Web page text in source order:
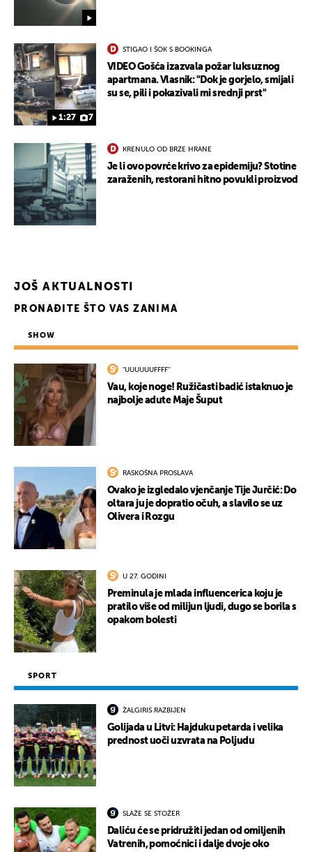
1:27 7
STIGAO I ŠOK S BOOKINGA
VIDEO Gošća izazvala požar luksuznog
apartmana. Vlasnik: "Dok je gorjelo, smijali
su se, pili i pokazivali mi srednji prst"
KRENULO OD BRZE HRANE
Je li ovo povrće krivo za epidemiju? Stotine
zaraženih, restorani hitno povukli proizvod
JOŠ AKTUALNOSTI
PRONAĐITE ŠTO VAS ZANIMA
SHOW
"UUUUUUFFFF"
Vau, koje noge! Ružičasti badić istaknuo je
najbolje adute Maje Šuput
RASKOŠNA PROSLAVA
Ovako je izgledalo vjenčanje Tije Jurčić: Do
oltara ju je dopratio očuh, a slavilo se uz
Olivera i Rozgu
U 27. GODINI
Preminula je mlada influencerica koju je
pratilo više od milijun ljudi, dugo se borila s
opakom bolesti
SPORT
ŽALGIRIS RAZBIJEN
Golijada u Litvi: Hajduku petarda i velika
prednost uoči uzvrata na Poljudu
SLAŽE SE STOŽER
Daliću će se pridružiti jedan od omiljenih
Vatrenih, pomoćnici i dalje dvoje oko
UKLJUČITE NOTIFIKACIJE